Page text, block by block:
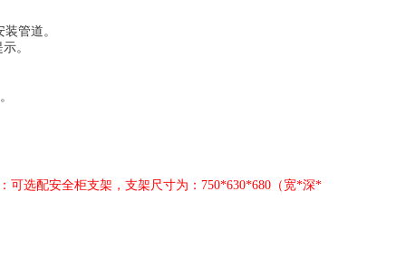
装管道。
。
可选配安全柜支架，支架尺寸为：750*630*680 （宽*深*